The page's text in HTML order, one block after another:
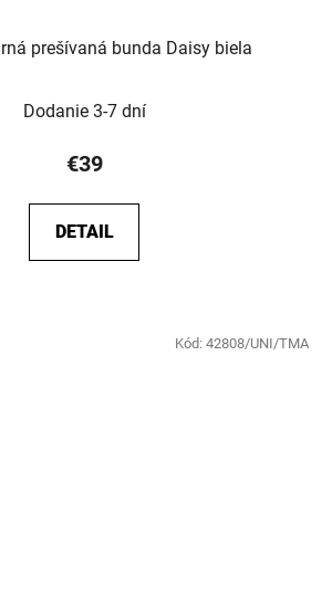
prešívaná bunda Daisy biela
Dodanie 3-7 dní
€39
DETAIL
Kód: 42808/UNI/TMA